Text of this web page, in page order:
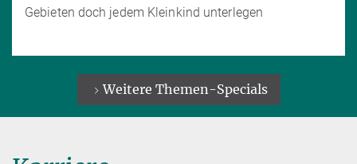
Gebieten doch jedem Kleinkind unterlegen
Weitere Themen-Specials